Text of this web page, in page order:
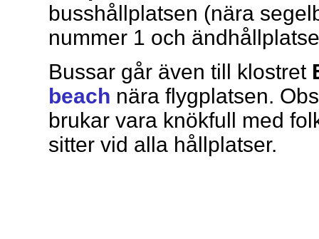
busshållplatsen (nära
nummer 1 och
Bussar går även till klostret
beach nära flygplatsen.
brukar vara knökfull med
sitter vid alla hållplatser.